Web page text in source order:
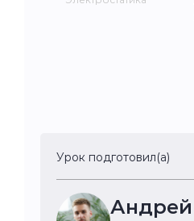
Урок подготовил(а)
Андрей